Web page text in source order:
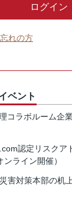
れの方
ベント
コラボルーム企
認定リスクア
ライン開催）
災害対策本部の